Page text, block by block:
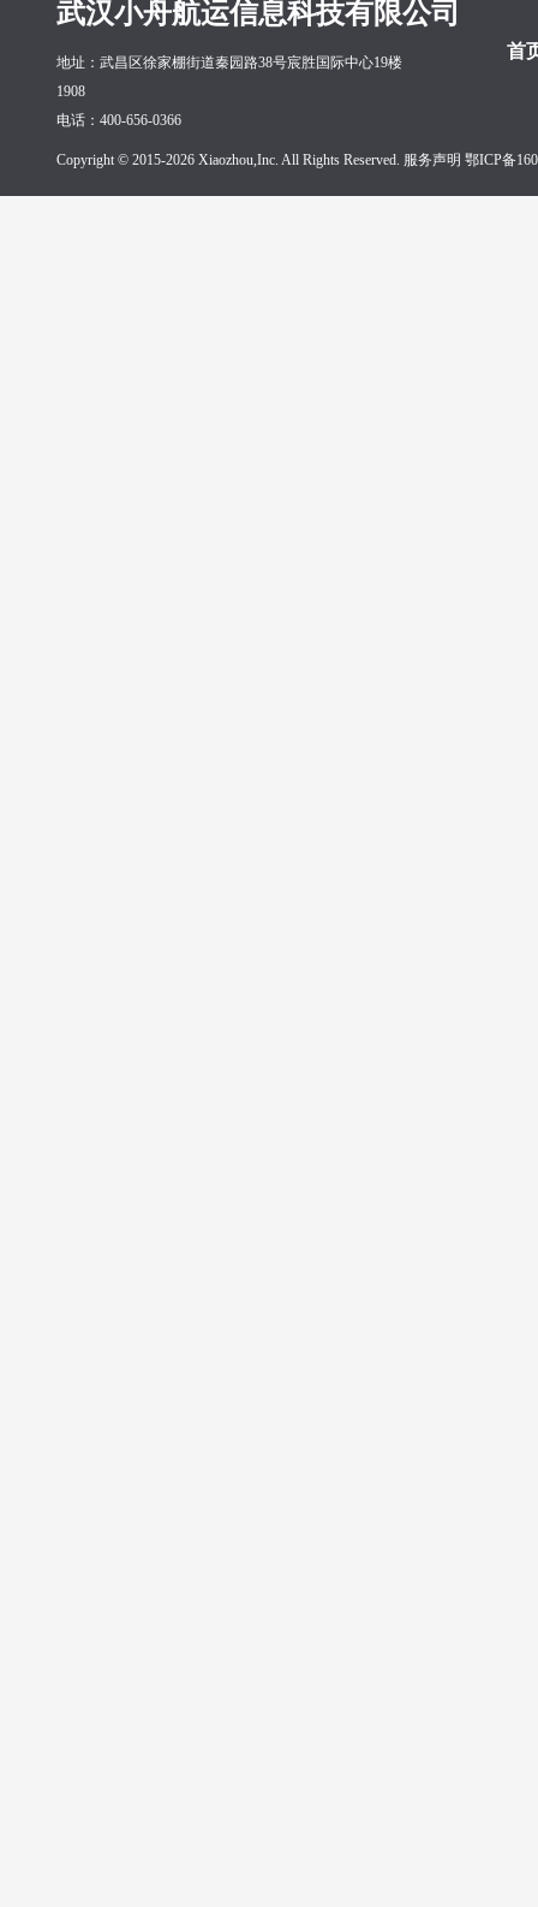
武汉小舟航运信息科技有限公司
首
地址：武昌区徐家棚街道秦园路38号宸胜国际中心19楼
1908
电话：400-656-0366
Copyright © 2015-2026 Xiaozhou,Inc. All Rights Reserved. 服务声明 鄂ICP备